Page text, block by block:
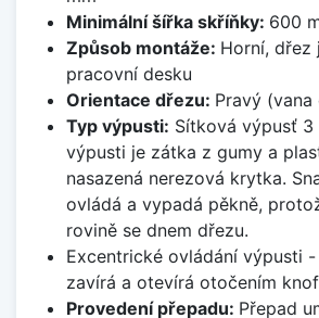
Minimální šířka skříňky: 600
Způsob montáže: Horní, dřez
pracovní desku
Orientace dřezu: Pravý
Typ výpusti: Sítková výpusť 3
výpusti je zátka z gumy a
nasazená nerezová krytka.
ovládá a vypadá pěkně,
rovině se dnem dřezu.
Excentrické ovládání výpusti
zavírá a otevírá otočením
Provedení přepadu: Přepad